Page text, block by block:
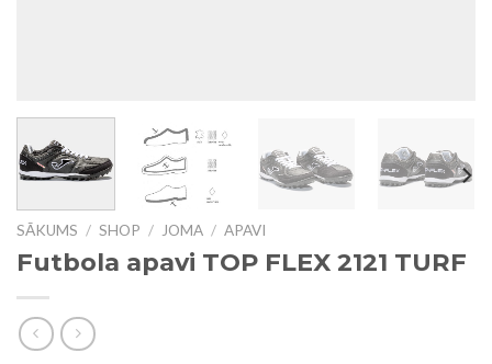
SĀKUMS / SHOP / JOMA / APAVI
Futbola apavi TOP FLEX 2121 TURF